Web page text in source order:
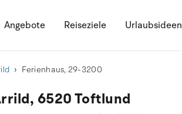
Angebote Reiseziele Urlaubsideen
Ferienhaus, 29-3200
6520 Toftlund